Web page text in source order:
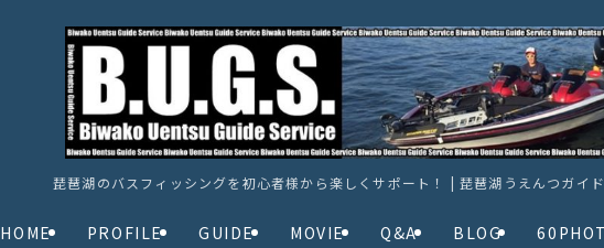
琵琶湖のバスフィッシングを初心者様から楽しくサポート！ | 琵琶湖うえんつガイ
HOME PROFILE GUIDE MOVIE Q&A BLOG